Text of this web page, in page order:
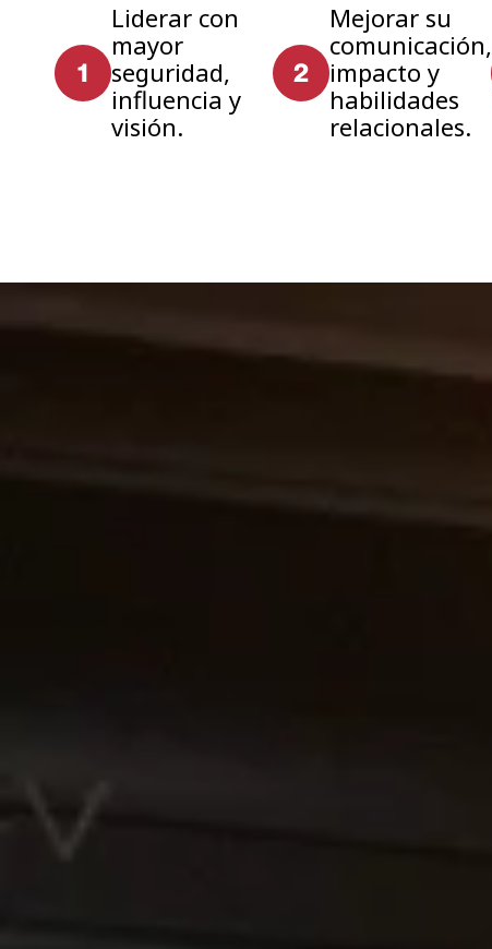
Liderar con
mayor
seguridad,
influencia y
visión.
Mejorar su
comunicación,
impacto y
habilidades
relacionales.